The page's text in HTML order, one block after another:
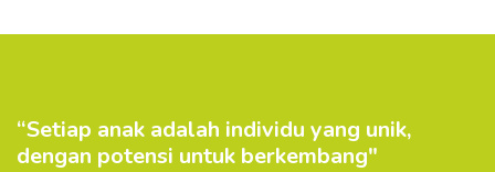
“Setiap anak adalah individu yang unik,
dengan potensi untuk berkembang"